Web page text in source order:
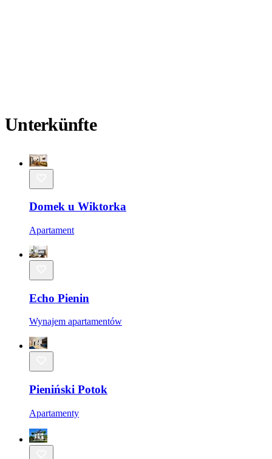
Unterkünfte
Domek u Wiktorka
Apartament
Echo Pienin
Wynajem apartamentów
Pieniński Potok
Apartamenty